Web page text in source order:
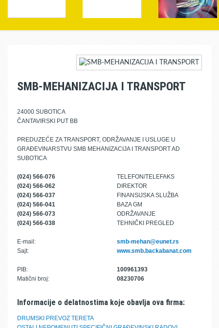
SMB-MEHANIZACIJA I TRANSPORT
24000 SUBOTICA
ČANTAVIRSKI PUT BB
PREDUZEĆE ZA TRANSPORT, ODRŽAVANJE I USLUGE U
GRAĐEVINARSTVU SMB MEHANIZACIJA I TRANSPORT AD
SUBOTICA
(024) 566-076
TELEFON/TELEFAKS
(024) 566-062
DIREKTOR
(024) 566-037
FINANSIJSKA SLUŽBA
(024) 566-041
BAZA GM
(024) 566-073
ODRŽAVANJE
(024) 566-038
TEHNIČKI PREGLED
E-mail:
smb-mehan@eunet.rs
Sajt:
www.smb.backabanat.com
PIB:
100961393
Matični broj:
08230706
Informacije o delatnostima koje obavlja ova firma:
DRUMSKI PREVOZ TERETA